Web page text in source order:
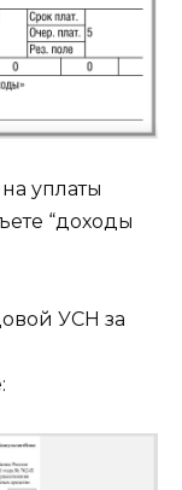
уплаты
“доходы
УСН за